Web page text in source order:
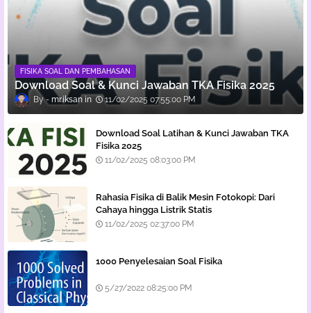
FISIKA SOAL DAN PEMBAHASAN
Download Soal & Kunci Jawaban TKA Fisika 2025
mr.iksan 11/02/2025 07:55:00 PM
Download Soal Latihan & Kunci Jawaban TKA
Fisika 2025
11/02/2025 08:03:00 PM
Rahasia Fisika di Balik Mesin Fotokopi: Dari
Cahaya hingga Listrik Statis
11/02/2025 02:37:00 PM
1000 Penyelesaian Soal Fisika
5/27/2022 08:25:00 PM